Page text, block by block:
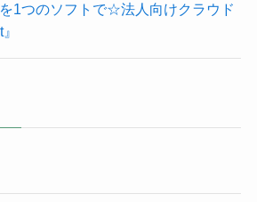
1つのソフトで☆法人向けクラウド